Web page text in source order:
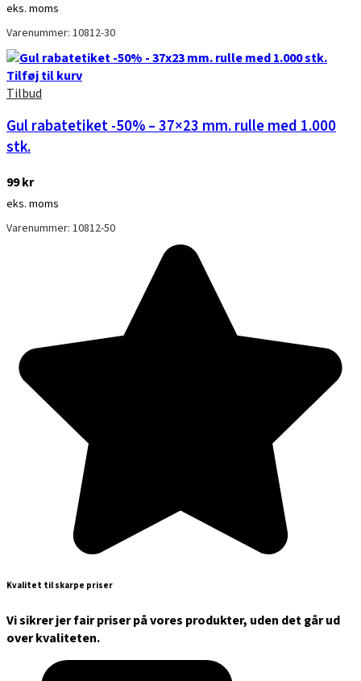
eks. moms
Varenummer: 10812-30
Tilføj til kurv
Tilbud
Gul rabatetiket -50% – 37×23 mm. rulle med 1.000
stk.
99kr
eks. moms
Varenummer: 10812-50
Kvalitet til skarpe priser
Vi sikrer jer fair priser på vores produkter, uden det går ud
over kvaliteten.